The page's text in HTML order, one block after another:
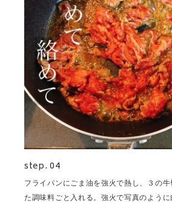
step. 04
フライパンにごま油を強火で熱し、３の
た調味料ごと入れる。強火で写真のよう